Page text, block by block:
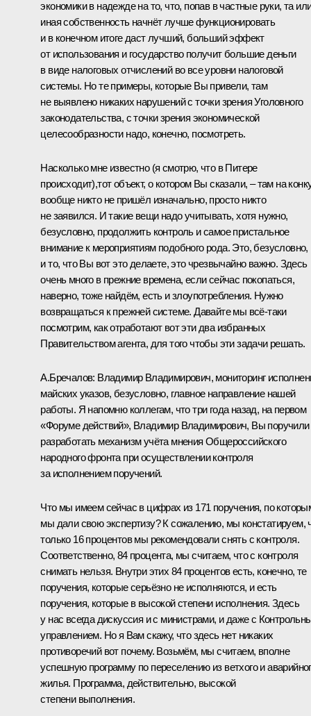
экономики в надежде на то, что, попав в частные руки, та
иная собственность начнёт лучше функционировать
и в конечном итоге даст лучший, больший эффект
от использования и государство получит большие деньги
в виде налоговых отчислений во все уровни налоговой
системы. Но те примеры, которые Вы привели, там
не выявлено никаких нарушений с точки зрения Уголовного
законодательства, с точки зрения экономической
целесообразности надо, конечно, посмотреть.
Насколько мне известно (я смотрю, что в Питере
происходит),тот объект, о котором Вы сказали, – там на
вообще никто не пришёл изначально, просто никто
не заявился. И такие вещи надо учитывать, хотя нужно,
безусловно, продолжить контроль и самое пристальное
внимание к мероприятиям подобного рода. Это, безусловно,
и то, что Вы вот это делаете, это чрезвычайно важно. Здесь
очень много в прежние времена, если сейчас покопаться,
наверно, тоже найдём, есть и злоупотребления. Нужно
возвращаться к прежней системе. Давайте мы всё‑таки
посмотрим, как отработают вот эти два избранных
Правительством агента, для того чтобы эти задачи решать.
А.Бречалов: Владимир Владимирович, мониторинг
майских указов, безусловно, главное направление нашей
работы. Я напомню коллегам, что три года назад, на первом
«Форуме действий», Владимир Владимирович, Вы поручили
разработать механизм учёта мнения Общероссийского
народного фронта при осуществлении контроля
за исполнением поручений.
Что мы имеем сейчас в цифрах из 171 поручения, по
мы дали свою экспертизу? К сожалению, мы констатируем,
только 16 процентов мы рекомендовали снять с контроля.
Соответственно, 84 процента, мы считаем, что с контроля
снимать нельзя. Внутри этих 84 процентов есть, конечно, те
поручения, которые серьёзно не исполняются, и есть
поручения, которые в высокой степени исполнения. Здесь
у нас всегда дискуссия и с министрами, и даже с
управлением. Но я Вам скажу, что здесь нет никаких
противоречий вот почему. Возьмём, мы считаем, вполне
успешную программу по переселению из ветхого и
жилья. Программа, действительно, высокой
степени выполнения.